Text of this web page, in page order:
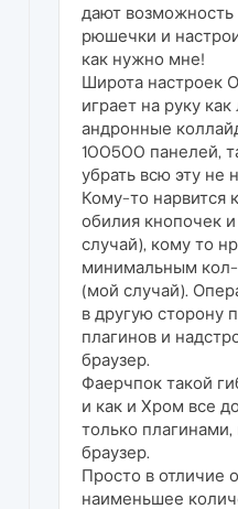
дают возможность
рюшечки и
как нужно мне!
Широта настроек
играет на руку
андронные
100500 панелей,
убрать всю эту не
Кому-то нарвится
обилия кнопочек
случай), кому то
минимальным
(мой случай).
в другую сторону
плагинов и
браузер.
Фаерчпок такой
и как и Хром все
только
браузер.
Просто в отличие
наименьшее